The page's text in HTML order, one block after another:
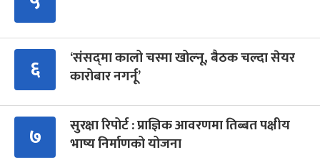
६
‘संसद्‍मा कालो चस्मा खोल्नू, बैठक चल्दा सेयर
कारोबार नगर्नू’
७
सुरक्षा रिपोर्ट : प्राज्ञिक आवरणमा तिब्बत पक्षीय
भाष्य निर्माणको योजना